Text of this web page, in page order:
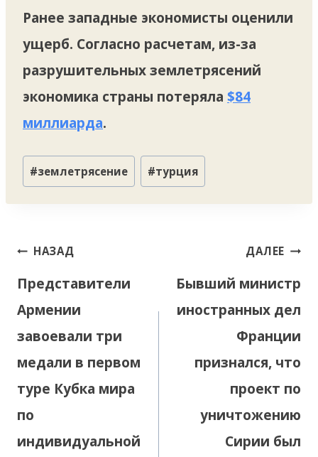
Ранее западные экономисты оценили
ущерб. Согласно расчетам, из-за
разрушительных землетрясений
экономика страны потеряла $84
миллиарда.
Метки
записи:
#землетрясение #турция
Навигация
записям
НАЗАД
Представители
Армении
завоевали три
медали в первом
туре Кубка мира
по
индивидуальной
ДАЛЕЕ
Бывший министр
иностранных дел
Франции
признался, что
проект по
уничтожению
Сирии был